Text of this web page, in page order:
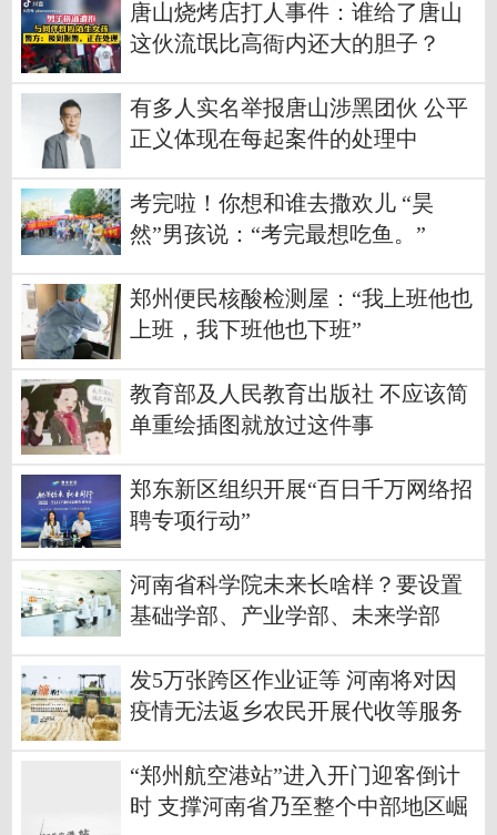
唐山烧烤店打人事件：谁给了唐山
这伙流氓比高衙内还大的胆子？
有多人实名举报唐山涉黑团伙 公平
正义体现在每起案件的处理中
考完啦！你想和谁去撒欢儿 “昊
然”男孩说：“考完最想吃鱼。”
郑州便民核酸检测屋：“我上班他也
上班，我下班他也下班”
教育部及人民教育出版社 不应该简
单重绘插图就放过这件事
郑东新区组织开展“百日千万网络招
聘专项行动”
河南省科学院未来长啥样？要设置
基础学部、产业学部、未来学部
发5万张跨区作业证等 河南将对因
疫情无法返乡农民开展代收等服务
“郑州航空港站”进入开门迎客倒计
时 支撑河南省乃至整个中部地区崛